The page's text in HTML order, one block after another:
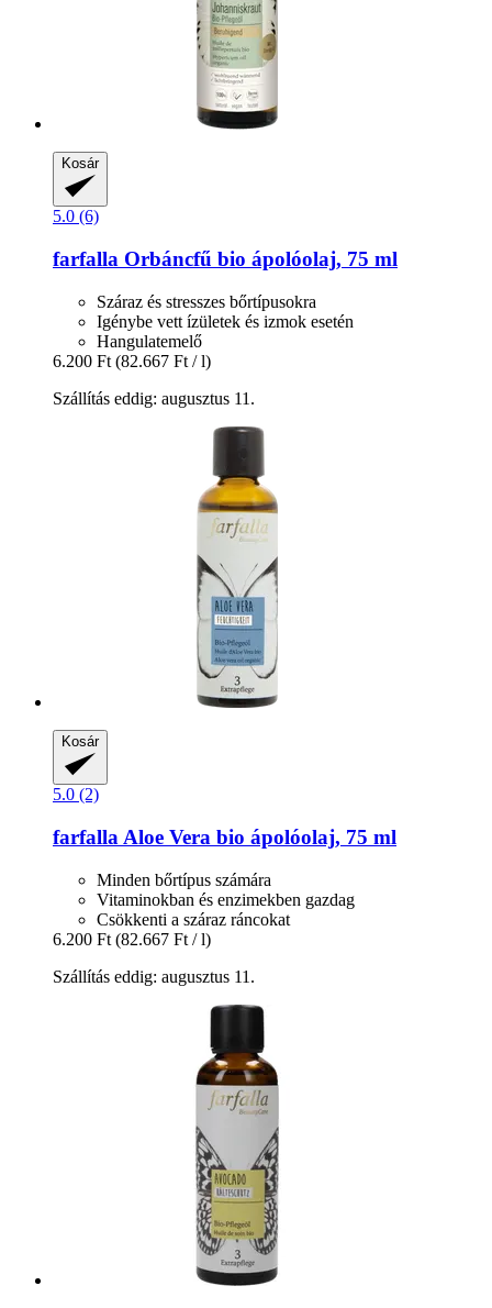
Kosár
5.0 (6)
farfalla Orbáncfű bio ápolóolaj, 75 ml
Száraz és stresszes bőrtípusokra
Igénybe vett ízületek és izmok esetén
Hangulatemelő
6.200 Ft (82.667 Ft / l)
Szállítás eddig: augusztus 11.
Kosár
5.0 (2)
farfalla Aloe Vera bio ápolóolaj, 75 ml
Minden bőrtípus számára
Vitaminokban és enzimekben gazdag
Csökkenti a száraz ráncokat
6.200 Ft (82.667 Ft / l)
Szállítás eddig: augusztus 11.